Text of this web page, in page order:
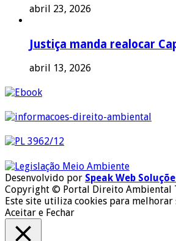
abril 23, 2026
Justiça manda realocar
abril 13, 2026
Desenvolvido por Speak Web
Copyright © Portal Direito Ambiental
Este site utiliza cookies para melhorar
Aceitar e Fechar